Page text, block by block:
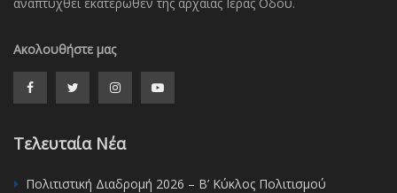
Ακολουθήστε μας
Τελευταία Νέα
Πολιτιστική Διαδρομή 2026 – Β’ Κύκλος Πολιτισμού